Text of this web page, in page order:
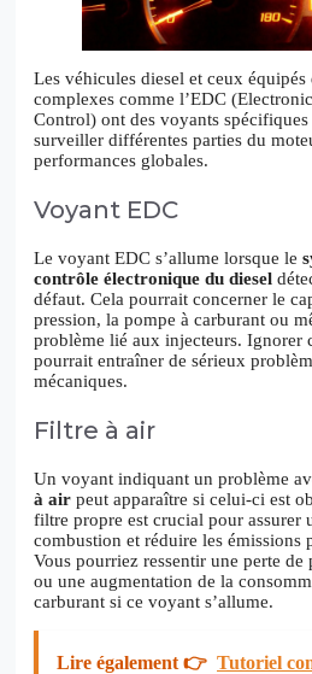
Les véhicules diesel et ceux équipés
complexes comme l’EDC
Control) ont des voyants spécifiques
surveiller différentes parties du
performances globales.
Voyant EDC
Le voyant EDC s’allume lorsque le
contrôle électronique du diesel
défaut. Cela pourrait concerner le
pression, la pompe à carburant ou
problème lié aux injecteurs. Ignorer
pourrait entraîner de sérieux
mécaniques.
Filtre à air
Un voyant indiquant un problème
à air peut apparaître si celui-ci est
filtre propre est crucial pour assurer
combustion et réduire les émissions
Vous pourriez ressentir une perte de
ou une augmentation de la
carburant si ce voyant s’allume.
Lire également 👉 Tutoriel